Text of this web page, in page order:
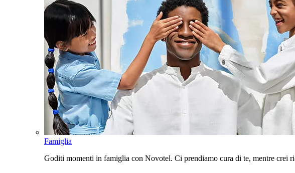
Famiglia
Goditi momenti in famiglia con Novotel. Ci prendiamo cura di te, mentre crei